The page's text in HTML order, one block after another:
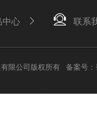
中心 联系
限公司版权所有 备案号：